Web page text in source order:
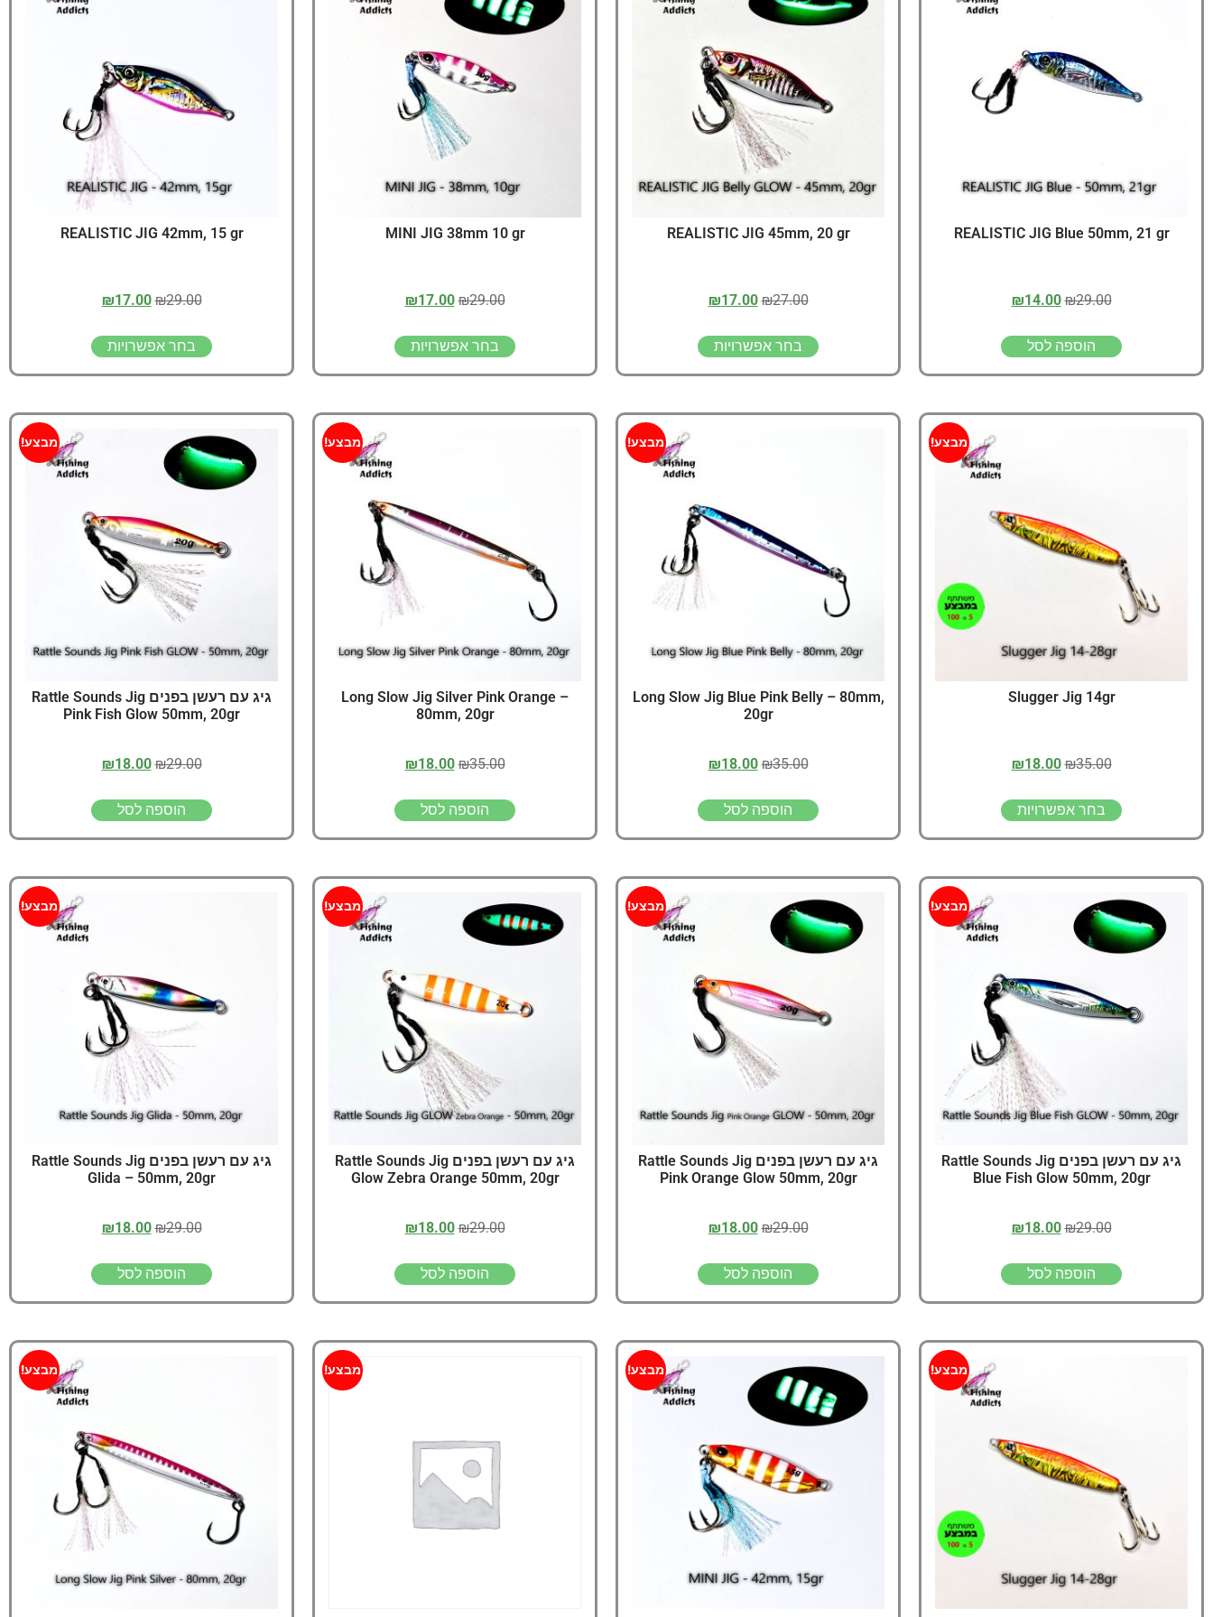
דיג – מאמרים בנושא דיג
החנות שלי – ציוד מומלץ שווה להכנס!
סל קניות
תקנון אתר
REALISTIC JIG Blue 50mm, 21 gr
₪29.00
₪14.00
הוספה לסל
REALISTIC JIG 45mm, 20 gr
₪27.00
₪17.00
בחר אפשרויות
MINI JIG 38mm 10 gr
₪29.00
₪17.00
בחר אפשרויות
REALISTIC JIG 42mm, 15 gr
₪29.00
₪17.00
בחר אפשרויות
מבצע!
Slugger Jig 14gr
₪35.00
₪18.00
בחר אפשרויות
מבצע!
Long Slow Jig Blue Pink Belly – 80mm,
20gr
₪35.00
₪18.00
הוספה לסל
מבצע!
Long Slow Jig Silver Pink Orange –
80mm, 20gr
₪35.00
₪18.00
הוספה לסל
מבצע!
גיג עם רעשן בפנים Rattle Sounds Jig
Pink Fish Glow 50mm, 20gr
₪29.00
₪18.00
הוספה לסל
מבצע!
גיג עם רעשן בפנים Rattle Sounds Jig
Blue Fish Glow 50mm, 20gr
₪29.00
₪18.00
הוספה לסל
מבצע!
גיג עם רעשן בפנים Rattle Sounds Jig
Pink Orange Glow 50mm, 20gr
₪29.00
₪18.00
הוספה לסל
מבצע!
גיג עם רעשן בפנים Rattle Sounds Jig
Glow Zebra Orange 50mm, 20gr
₪29.00
₪18.00
הוספה לסל
מבצע!
גיג עם רעשן בפנים Rattle Sounds Jig
Glida – 50mm, 20gr
₪29.00
₪18.00
הוספה לסל
מבצע! מבצע! מבצע! מבצע!